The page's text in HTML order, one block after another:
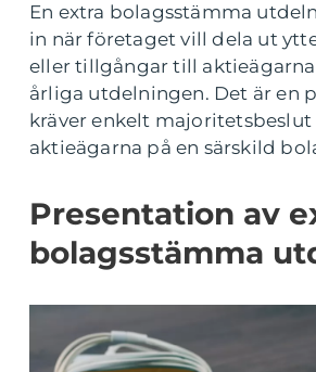
En extra bolagsstämma
in när företaget vill dela ut
eller tillgångar till
årliga utdelningen. Det är en
kräver enkelt majoritetsbeslut
aktieägarna på en särskild
Presentation av
bolagsstämma